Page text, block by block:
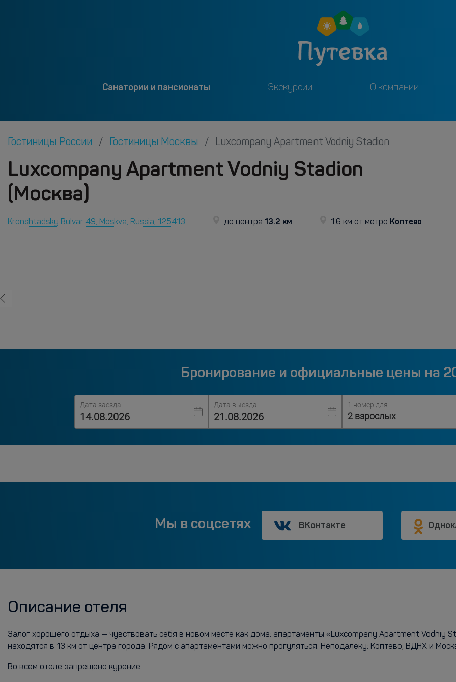
Санатории и пансионаты Экскурсии О компании
Гостиницы России Гостиницы Москвы Luxcompany Apartment Vodniy Stadion
Luxcompany Apartment Vodniy Stadion
(Москва)
Kronshtadsky Bulvar 49, Moskva, Russia, 125413 до центра 13.2 км 1.6 км от метро Коптево
Бронирование и официальные цены на
Дата заезда: Дата выезда: 1 номер для
2 взрослых
Мы в соцсетях ВКонтакте
Описание отеля
Залог хорошего отдыха — чувствовать себя в новом месте как дома: апартаменты «Luxcompany Apartment Vodniy
находятся в 13 км от центра города. Рядом с апартаментами можно прогуляться. Неподалёку: Коптево, ВДНХ и
Во всем отеле запрещено курение.